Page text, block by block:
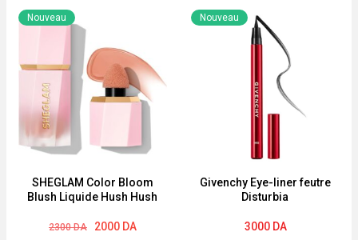
Crayon
pour
yeux
Intense
Doux
SKY
HIGH
SHEGLAM Color Bloom
Blush Liquide Hush Hush
Nouveau
2300DA
Le
2000 DA
Le
Givenchy Eye-liner feutre
Disturbia
Nouveau
3000 DA